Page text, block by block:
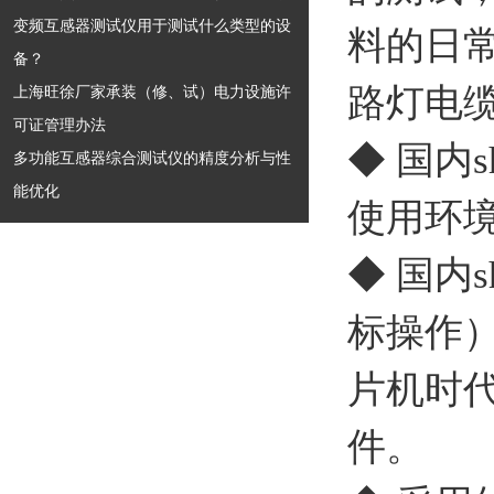
变频互感器测试仪用于测试什么类型的设
备？
上海旺徐厂家承装（修、试）电力设施许
可证管理办法
多功能互感器综合测试仪的精度分析与性
能优化
料的日
路灯电
◆ 国内
使用环
◆ 国内
标操作
片机时
件。